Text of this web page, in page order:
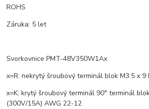
ROHS
Záruka: 5 let
Svorkovnice PMT-48V350W1Ax
x=R: nekrytý šroubový terminál blok M3.5 x 9
x=K: krytý šroubový terminál 90° terminál
(300V/15A) AWG 22-12